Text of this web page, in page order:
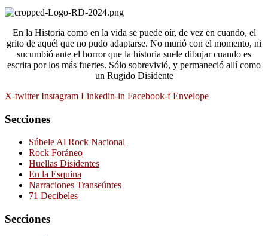
En la Historia como en la vida se puede oír, de vez en cuando, el
grito de aquél que no pudo adaptarse. No murió con el momento, ni
sucumbió ante el horror que la historia suele dibujar cuando es
escrita por los más fuertes. Sólo sobrevivió, y permaneció allí como
un Rugido Disidente
X-twitter Instagram Linkedin-in Facebook-f Envelope
Secciones
Súbele Al Rock Nacional
Rock Foráneo
Huellas Disidentes
En la Esquina
Narraciones Transeúntes
71 Decibeles
Secciones